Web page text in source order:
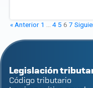
« Anterior 1 4 5 6 7